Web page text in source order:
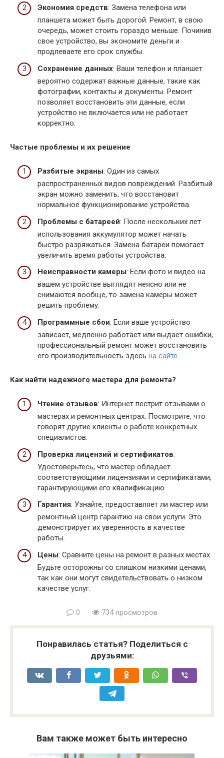
Экономия средств: Замена телефона или
планшета может быть дорогой. Ремонт, в свою
очередь, может стоить гораздо меньше. Починив
свое устройство, вы экономите деньги и
продлеваете его срок службы.
Сохранение данных: Ваши телефон и планшет
вероятно содержат важные данные, такие как
фотографии, контакты и документы. Ремонт
позволяет восстановить эти данные, если
устройство не включается или не работает
корректно.
Частые проблемы и их решение
Разбитые экраны: Один из самых
распространенных видов повреждений. Разбитый
экран можно заменить, что восстановит
нормальное функционирование устройства.
Проблемы с батареей: После нескольких лет
использования аккумулятор может начать
быстро разряжаться. Замена батареи помогает
увеличить время работы устройства.
Неисправности камеры: Если фото и видео на
вашем устройстве выглядят неясно или не
снимаются вообще, то замена камеры может
решить проблему.
Программные сбои: Если ваше устройство
зависает, медленно работает или выдает ошибки,
профессиональный ремонт может восстановить
его производительность здесь на сайте.
Как найти надежного мастера для ремонта?
Чтение отзывов: Интернет пестрит отзывами о
мастерах и ремонтных центрах. Посмотрите, что
говорят другие клиенты о работе конкретных
специалистов.
Проверка лицензий и сертификатов:
Удостоверьтесь, что мастер обладает
соответствующими лицензиями и сертификатами,
гарантирующими его квалификацию.
Гарантия: Узнайте, предоставляет ли мастер или
ремонтный центр гарантию на свои услуги. Это
демонстрирует их уверенность в качестве
работы.
Цены: Сравните цены на ремонт в разных местах.
Будьте осторожны со слишком низкими ценами,
так как они могут свидетельствовать о низком
качестве услуг.
0 734 просмотров
Понравилась статья? Поделиться с
друзьями:
Вам также может быть интересно